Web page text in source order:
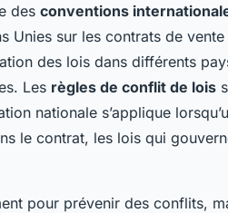
des conventions
Unies sur les contrats de
des lois dans différents
Les règles de conflit de lois
nationale s’applique
le contrat, les lois qui
pour prévenir des conflits,